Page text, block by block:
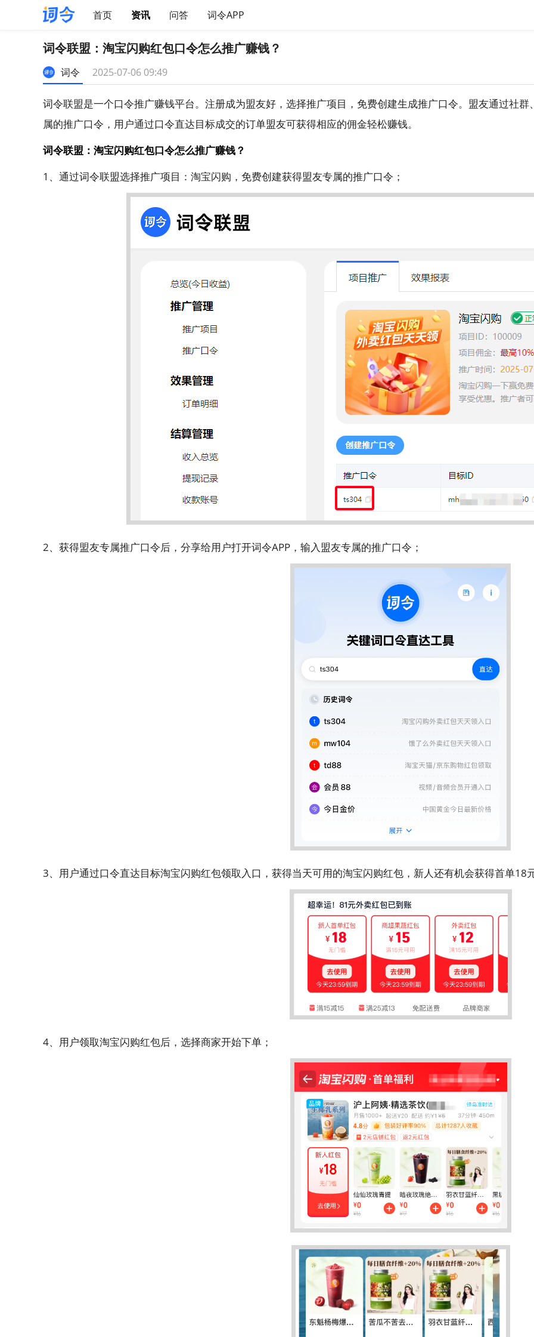
首页 资讯 问答 词令APP
词令联盟：淘宝闪购红包口令怎么推广赚钱？
词令 2025-07-06 09:49
词令联盟是一个口令推广赚钱平台。注册成为盟友好，选择推广项目，免费创建生成推广口令。盟友通过社
属的推广口令，用户通过口令直达目标成交的订单盟友可获得相应的佣金轻松赚钱。
词令联盟：淘宝闪购红包口令怎么推广赚钱？
1、通过词令联盟选择推广项目：淘宝闪购，免费创建获得盟友专属的推广口令；
2、获得盟友专属推广口令后，分享给用户打开词令APP，输入盟友专属的推广口令；
3、用户通过口令直达目标淘宝闪购红包领取入口，获得当天可用的淘宝闪购红包，新人还有机会获得首单18
4、用户领取淘宝闪购红包后，选择商家开始下单；